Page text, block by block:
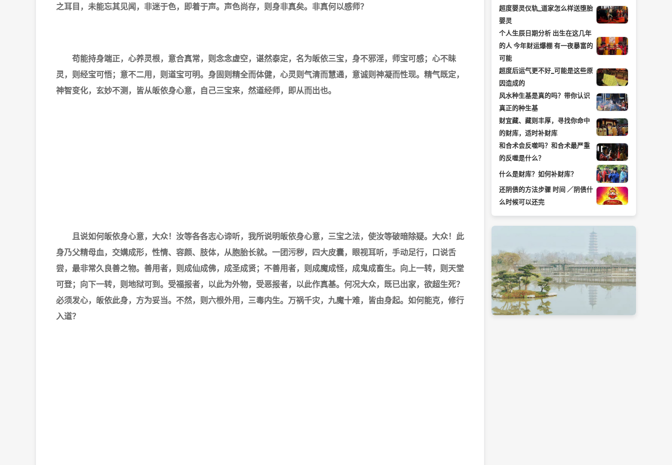
之耳目，未能忘其见闻，非迷于色，即着于声。声色尚存，则身非真矣。非真何以感师？
苟能持身端正，心养灵根，意合真常，则念念虚空，谌然泰定，名为皈依三宝，身不邪淫，师宝可感；心不昧
灵，则经宝可悟；意不二用，则道宝可明。 身固则精全而体健，心灵则气清而慧通，意诚则神凝而性现。精气既定，
神智变化，玄妙不测，皆从皈依身心意，自己三宝来，然道经师，即从而出也。
且说如何皈依身心意，大众！汝等各各志心谛听，我所说明皈依身心意，三宝之法，使汝等破暗除疑。大众！此
身乃父精母血，交媾成形，性情、容颜、肢体，从胞胎长就。 一团污秽，四大皮囊，眼视耳听，手动足行，口说舌
尝，最非常久良善之物。善用者，则成仙成佛，成圣成贤；不善用者，则成魔成怪，成鬼成畜生。向上一转，则天堂
可登；向下一转，则地狱可到。受福报者，以此为外物，受恶报者，以此作真基。 何况大众，既已出家，欲超生死？
必须发心，皈依此身，方为妥当。不然，则六根外用，三毒内生。万祸千灾，九魔十难，皆由身起。如何能克，修行
入道？
超度婴灵仪轨_道家怎么样送堕胎
婴灵
个人生辰日期分析 出生在这几年
的人 今年财运爆棚 有一夜暴富的
可能
超度后运气更不好_可能是这些原
因造成的
风水种生基是真的吗？带你认识
真正的种生基
财宜藏、藏则丰厚，寻找你命中
的财库，适时补财库
和合术会反噬吗？和合术最严重
的反噬是什么？
什么是财库？如何补财库？
还阴债的方法步骤 时间 ／阴债什
么时候可以还完